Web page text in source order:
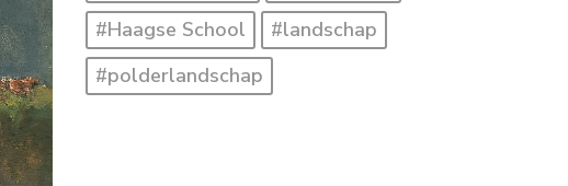
#Haagse School
#landschap
#polderlandschap